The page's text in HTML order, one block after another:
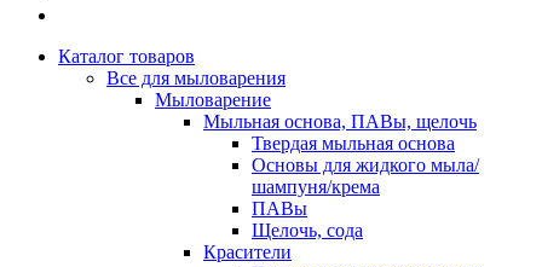
Каталог товаров
Все для мыловарения
Мыловарение
Мыльная основа, ПАВы, щелочь
Твердая мыльная основа
Основы для жидкого мыла/
шампуня/крема
ПАВы
Щелочь, сода
Красители